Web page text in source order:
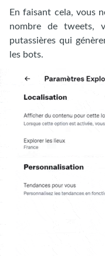
En faisant cela, vous
nombre de tweets,
putassières qui
les bots.